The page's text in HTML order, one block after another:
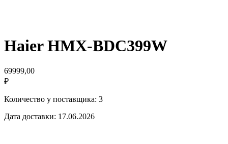
Haier HMX-BDC399W
69999,00
₽
Количество у поставщика: 3
Дата доставки: 17.06.2026